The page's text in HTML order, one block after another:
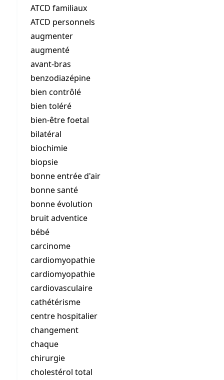
ATCD familiaux
ATCD personnels
augmenter
augmenté
avant-bras
benzodiazépine
bien contrôlé
bien toléré
bien-être foetal
bilatéral
biochimie
biopsie
bonne entrée d'air
bonne santé
bonne évolution
bruit adventice
bébé
carcinome
cardiomyopathie
cardiomyopathie
cardiovasculaire
cathétérisme
centre hospitalier
changement
chaque
chirurgie
cholestérol total